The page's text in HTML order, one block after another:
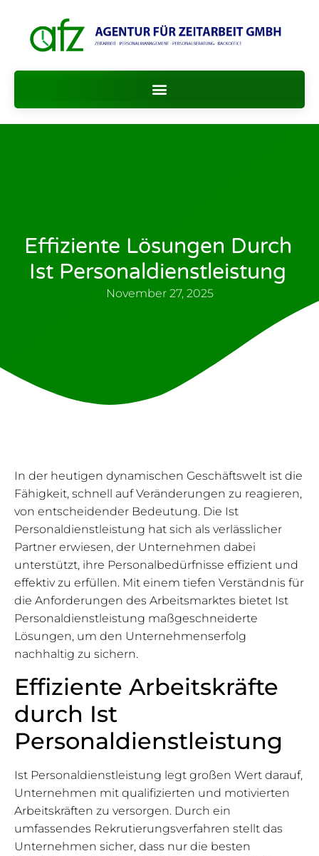
Effiziente Lösungen Durch
Ist Personaldienstleistung
November 27, 2025
In der heutigen dynamischen Geschäftswelt ist die
Fähigkeit, schnell auf Veränderungen zu reagieren,
von entscheidender Bedeutung. Die Ist
Personaldienstleistung hat sich als verlässlicher
Partner erwiesen, der Unternehmen dabei
unterstützt, ihre Personalbedürfnisse effizient und
effektiv zu erfüllen. Mit einem tiefen Verständnis für
die Anforderungen des Arbeitsmarktes bietet Ist
Personaldienstleistung maßgeschneiderte
Lösungen, um den Unternehmenserfolg
nachhaltig zu sichern.
Effiziente Arbeitskräfte
durch Ist
Personaldienstleistung
Ist Personaldienstleistung legt großen Wert darauf,
Unternehmen mit qualifizierten und motivierten
Arbeitskräften zu versorgen. Durch ein
umfassendes Rekrutierungsverfahren stellt das
Unternehmen sicher, dass nur die besten